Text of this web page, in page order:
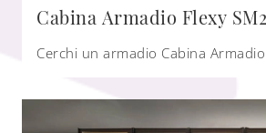
Cabina Armadio Flexy